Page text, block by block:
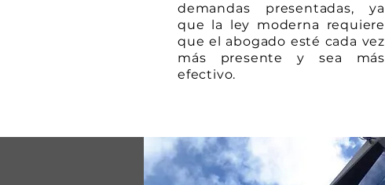
demandas presentadas, ya
que la ley moderna requiere
que el abogado esté cada vez
más presente y sea más
efectivo.